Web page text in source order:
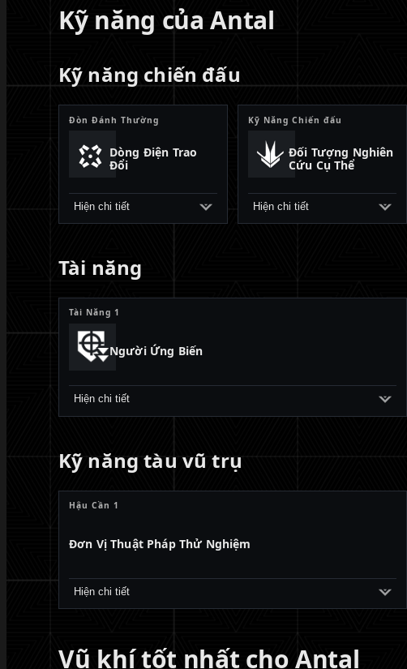
Kỹ năng của Antal
Kỹ năng chiến đấu
Đòn Đánh Thường
Dòng Điện Trao
Đổi
Hiện chi tiết
Kỹ Năng Chiến đấu
Đối Tượng Nghiên
Cứu Cụ Thể
Hiện chi tiết
Tài năng
Tài Năng 1
Người Ứng Biến
Hiện chi tiết
Kỹ năng tàu vũ trụ
Hậu Cần 1
Đơn Vị Thuật Pháp Thử Nghiệm
Hiện chi tiết
Vũ khí tốt nhất cho Antal